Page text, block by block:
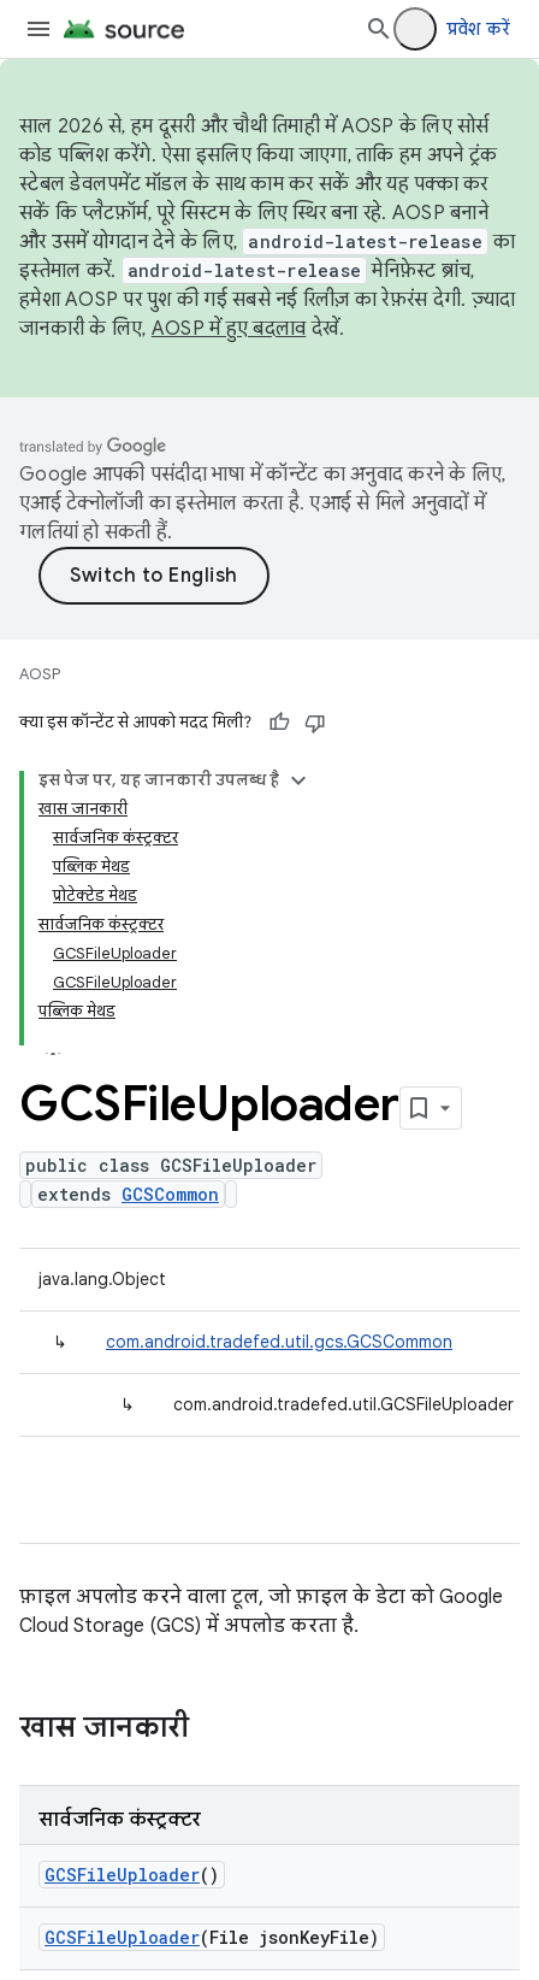
प्रवेश करें
साल 2026 से, हम दूसरी और चौथी तिमाही में AOSP के लिए सोर्स
कोड पब्लिश करेंगे. ऐसा इसलिए किया जाएगा, ताकि हम अपने ट्रंक
स्टेबल डेवलपमेंट मॉडल के साथ काम कर सकें और यह पक्का कर
सकें कि प्लैटफ़ॉर्म, पूरे सिस्टम के लिए स्थिर बना रहे. AOSP बनाने
और उसमें योगदान देने के लिए, android-latest-release का
इस्तेमाल करें.
android-latest-release मेनिफ़ेस्ट ब्रांच,
हमेशा AOSP पर पुश की गई सबसे नई रिलीज़ का रेफ़रंस देगी. ज़्यादा
जानकारी के लिए, AOSP में हुए बदलावदेखें.
Google आपकी पसंदीदा भाषा में कॉन्टेंट का अनुवाद करने के लिए,
एआई टेक्नोलॉजी का इस्तेमाल करता है. एआई से मिले अनुवादों में
गलतियां हो सकती हैं.
AOSP
क्या इस कॉन्टेंट से आपको मदद मिली?
इस पेज पर, यह जानकारी उपलब्ध है
खास जानकारी
सार्वजनिक कंस्ट्रक्टर
पब्लिक मेथड
प्रोटेक्टेड मेथड
सार्वजनिक कंस्ट्रक्टर
GCSFileUploader
GCSFileUploader
पब्लिक मेथड
GCSFileUploader
public class GCSFileUploader
extends GCSCommon
java.lang.Object
↳ com.android.tradefed.util.gcs.GCSCommon
↳ com.android.tradefed.util.GCSFileUploader
फ़ाइल अपलोड करने वाला टूल, जो फ़ाइल के डेटा को Google
Cloud Storage (GCS) में अपलोड करता है.
खास जानकारी
सार्वजनिक कंस्ट्रक्टर
GCSFileUploader()
GCSFileUploader(File jsonKeyFile)